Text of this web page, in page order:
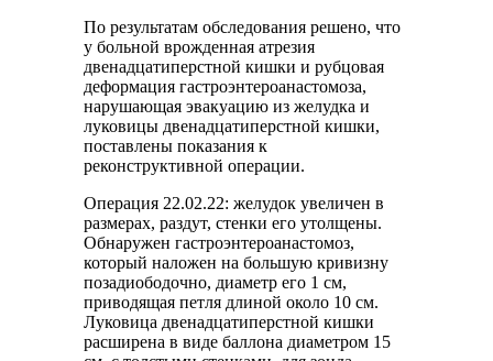
По результатам обследования решено, что
у больной врожденная атрезия
двенадцатиперстной кишки и рубцовая
деформация гастроэнтероанастомоза,
нарушающая эвакуацию из желудка и
луковицы двенадцатиперстной кишки,
поставлены показания к
реконструктивной операции.
Операция 22.02.22: желудок увеличен в
размерах, раздут, стенки его утолщены.
Обнаружен гастроэнтероанастомоз,
который наложен на большую кривизну
позадиободочно, диаметр его 1 см,
приводящая петля длиной около 10 см.
Луковица двенадцатиперстной кишки
расширена в виде баллона диаметром 15